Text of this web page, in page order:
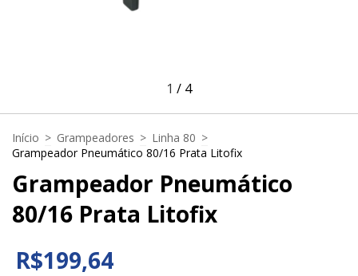
1 / 4
Início > Grampeadores > Linha 80 >
Grampeador Pneumático 80/16 Prata Litofix
Grampeador Pneumático
80/16 Prata Litofix
R$199,64